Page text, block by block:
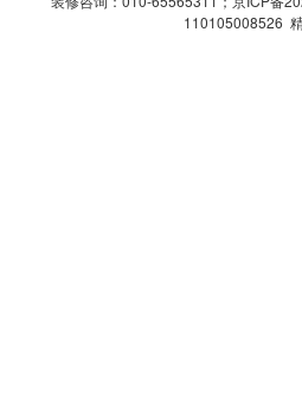
110105008526